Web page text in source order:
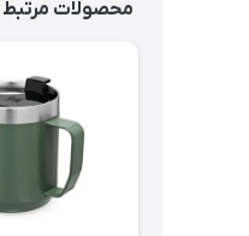
محصولات مرتبط